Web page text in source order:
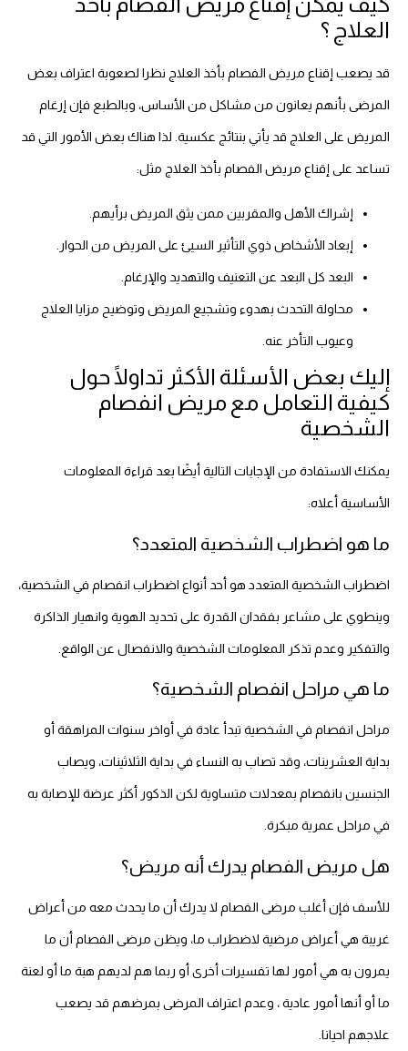
العلاج ؟
قد يصعب إقناع مريض الفصام بأخذ العلاج نظرا لصعوبة اعتراف بعض
المرضى بأنهم يعانون من مشاكل من الأساس، وبالطبع فإن إرغام
المريض على العلاج قد يأتي بنتائج عكسية. لذا هناك بعض الأمور التي قد
تساعد على إقناع مريض الفصام بأخذ العلاج مثل:
إشراك الأهل والمقربين ممن يثق المريض برأيهم.
إبعاد الأشخاص ذوي التأثير السيئ على المريض من الحوار.
البعد كل البعد عن التعنيف والتهديد والإرغام.
محاولة التحدث بهدوء وتشجيع المريض وتوضيح مزايا العلاج
وعيوب التأخر عنه.
إليك بعض الأسئلة الأكثر تداولًا حول
كيفية التعامل مع مريض انفصام
الشخصية
يمكنك الاستفادة من الإجابات التالية أيضًا بعد قراءة المعلومات
الأساسية أعلاه:
ما هو اضطراب الشخصية المتعدد؟
اضطراب الشخصية المتعدد هو أحد أنواع اضطراب انفصام في الشخصية،
وينطوي على مشاعر بفقدان القدرة على تحديد الهوية وانهيار الذاكرة
والتفكير وعدم تذكر المعلومات الشخصية والانفصال عن الواقع.
ما هي مراحل انفصام الشخصية؟
مراحل انفصام في الشخصية تبدأ عادة في أواخر سنوات المراهقة أو
بداية العشرينات، وقد تصاب به النساء في بداية الثلاثينات، ويصاب
الجنسين بانفصام بمعدلات متساوية لكن الذكور أكثر عرضة للإصابة به
في مراحل عمرية مبكرة.
هل مريض الفصام يدرك أنه مريض؟
للأسف فإن أغلب مرضى الفصام لا يدرك أن ما يحدث معه من أعراض
غريبة هي أعراض مرضية لاضطراب ما، ويظن مرضى الفصام أن ما
يمرون به هي أمور لها تفسيرات أخرى أو ربما هم لديهم هبة ما أو لعنة
ما أو أنها أمور عادية ، وعدم اعتراف المرضى بمرضهم قد يصعب
علاجهم احيانا.